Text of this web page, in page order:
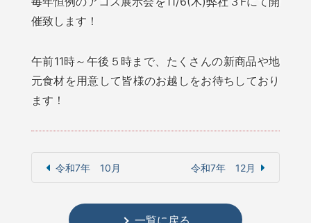
催致します！
午前11時～午後５時まで、たくさんの新商品や地
元食材を用意して皆様のお越しをお待ちしており
ます！
令和7年 10月 令和7年 12月
一覧に戻る